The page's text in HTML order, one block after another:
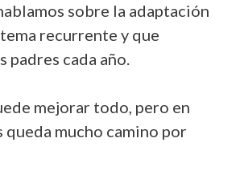
sobre la adaptación
recurrente y que
padres cada año.
mejorar todo, pero en
queda mucho camino por